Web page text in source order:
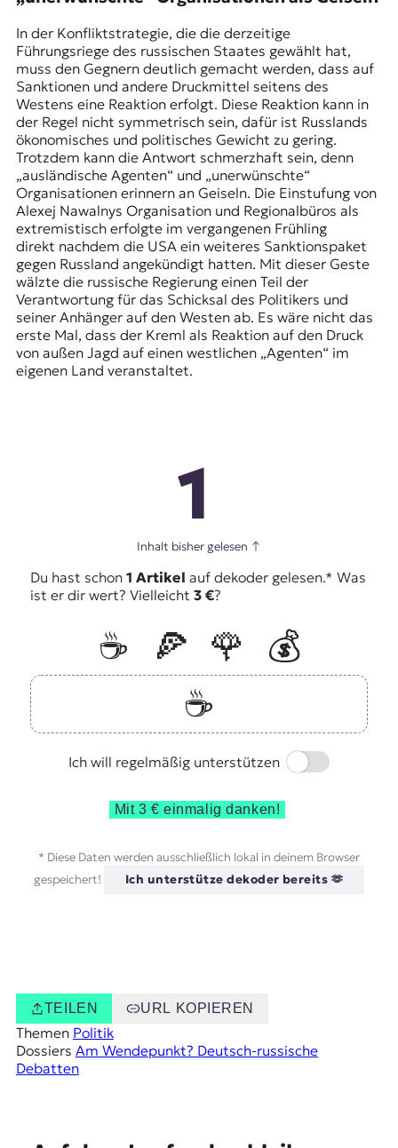
In der Konfliktstrategie, die die derzeitige
Führungsriege des russischen Staates gewählt hat,
muss den Gegnern deutlich gemacht werden, dass auf
Sanktionen und andere Druckmittel seitens des
Westens eine Reaktion erfolgt. Diese Reaktion kann in
der Regel nicht symmetrisch sein, dafür ist Russlands
ökonomisches und politisches Gewicht zu gering.
Trotzdem kann die Antwort schmerzhaft sein, denn
„ausländische Agenten“ und „unerwünschte“
Organisationen erinnern an Geiseln. Die Einstufung von
Alexej Nawalnys Organisation und Regionalbüros als
extremistisch erfolgte im vergangenen Frühling
direkt nachdem die USA ein weiteres Sanktionspaket
gegen Russland angekündigt hatten. Mit dieser Geste
wälzte die russische Regierung einen Teil der
Verantwortung für das Schicksal des Politikers und
seiner Anhänger auf den Westen ab. Es wäre nicht das
erste Mal, dass der Kreml als Reaktion auf den Druck
von außen Jagd auf einen westlichen „Agenten“ im
eigenen Land veranstaltet.
1
Inhalt bisher gelesen ↑
Du hast schon 1 Artikel auf dekoder gelesen.* Was
ist er dir wert? Vielleicht 3 €?
☕️ 🍕 🌹
💰
☕️
Ich will regelmäßig unterstützen
Switch
Mit 3 € einmalig danken!
* Diese Daten werden ausschließlich lokal in deinem Browser
gespeichert!
Ich unterstütze dekoder bereits 🫶
TEILEN URL KOPIEREN
Themen Politik
Dossiers Am Wendepunkt? Deutsch-russische
Debatten